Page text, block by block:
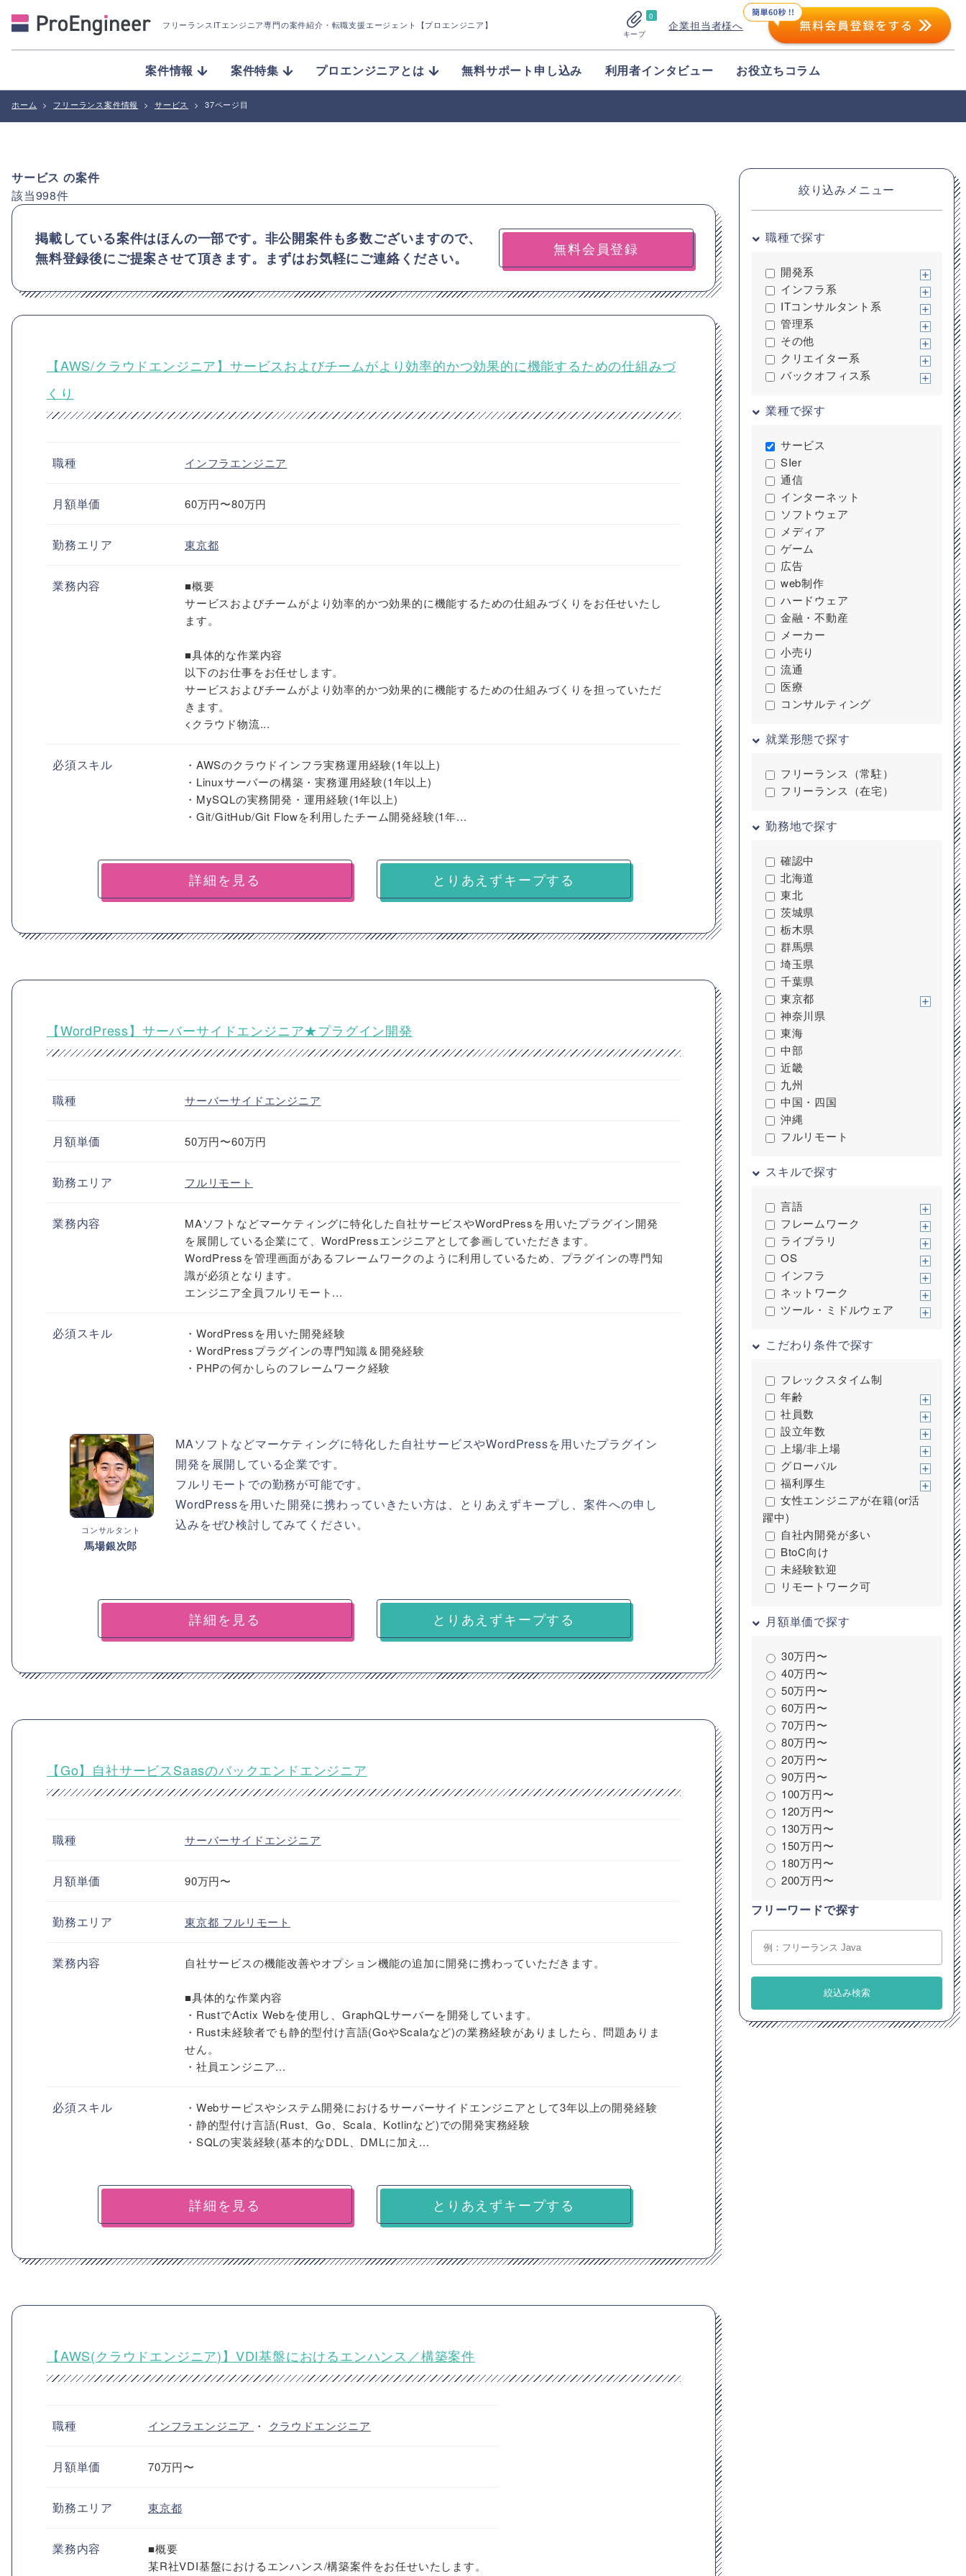
フリーランスITエンジニア専門の案件紹介 ・転職支援エージェント【プロエンジニア】
0
キープ
企業担当者様へ
案件情報 案件特集 プロエンジニアとは 無料サポート申し込み 利用者インタビュー お役立ちコラム
ホーム > フリーランス案件情報 > サービス > 37ページ目
サービス の案件
該当998件
掲載している案件はほんの一部です。非公開案件も多数ございますので、
無料登録後にご提案させて頂きます。まずはお気軽にご連絡ください。
無料会員登録
【AWS/クラウドエンジニア】サービスおよびチームがより効率的かつ効果的に機能するための仕組みづ
くり
職種 インフラエンジニア
月額単価 60万円〜80万円
勤務エリア 東京都
業務内容
■概要
サービスおよびチームがより効率的かつ効果的に機能するための仕組みづくりをお任せいたし
ます。
■具体的な作業内容
以下のお仕事をお任せします。
サービスおよびチームがより効率的かつ効果的に機能するための仕組みづくりを担っていただ
きます。
<クラウド物流...
必須スキル
・AWSのクラウドインフラ実務運用経験(1年以上)
・Linuxサーバーの構築・実務運用経験(1年以上)
・MySQLの実務開発・運用経験(1年以上)
・Git/GitHub/Git Flowを利用したチーム開発経験(1年...
詳細を見る とりあえずキープする
【WordPress】サーバーサイドエンジニア★プラグイン開発
職種 サーバーサイドエンジニア
月額単価 50万円〜60万円
勤務エリア フルリモート
業務内容
MAソフトなどマーケティングに特化した自社サービスやWordPressを用いたプラグイン開発
を展開している企業にて、WordPressエンジニアとして参画していただきます。
WordPressを管理画面があるフレームワークのように利用しているため、プラグインの専門知
識が必須となります。
エンジニア全員フルリモート...
必須スキル
・WordPressを用いた開発経験
・WordPressプラグインの専門知識＆開発経験
・PHPの何かしらのフレームワーク経験
コンサルタント
馬場銀次郎
MAソフトなどマーケティングに特化した自社サービスやWordPressを用いたプラグイン
開発を展開している企業です。
フルリモートでの勤務が可能です。
WordPressを用いた開発に携わっていきたい方は、とりあえずキープし、案件への申し
込みをぜひ検討してみてください。
詳細を見る とりあえずキープする
【Go】自社サービスSaasのバックエンドエンジニア
職種 サーバーサイドエンジニア
月額単価 90万円〜
勤務エリア 東京都 フルリモート
業務内容 自社サービスの機能改善やオプション機能の追加に開発に携わっていただきます。
■具体的な作業内容
・RustでActix Webを使用し、GraphQLサーバーを開発しています。
・Rust未経験者でも静的型付け言語(GoやScalaなど)の業務経験がありましたら、問題ありま
せん。
・社員エンジニア...
必須スキル
・Webサービスやシステム開発におけるサーバーサイドエンジニアとして3年以上の開発経験
・静的型付け言語(Rust、Go、Scala、Kotlinなど)での開発実務経験
・SQLの実装経験(基本的なDDL、DMLに加え...
詳細を見る とりあえずキープする
【AWS(クラウドエンジニア)】VDI基盤におけるエンハンス／構築案件
職種 インフラエンジニア ・ クラウドエンジニア
月額単価 70万円〜
勤務エリア 東京都
業務内容
■概要
某R社VDI基盤におけるエンハンス/構築案件をお任せいたします。
絞り込みメニュー
職種で探す
開発系
インフラ系
ITコンサルタント系
管理系
その他
クリエイター系
バックオフィス系
業種で探す
サービス
SIer
通信
インターネット
ソフトウェア
メディア
ゲーム
広告
web制作
ハードウェア
金融・不動産
メーカー
小売り
流通
医療
コンサルティング
就業形態で探す
フリーランス（常駐）
フリーランス（在宅）
勤務地で探す
確認中
北海道
東北
茨城県
栃木県
群馬県
埼玉県
千葉県
東京都
神奈川県
東海
中部
近畿
九州
中国・四国
沖縄
フルリモート
スキルで探す
言語
フレームワーク
ライブラリ
OS
インフラ
ネットワーク
ツール・ミドルウェア
こだわり条件で探す
フレックスタイム制
年齢
社員数
設立年数
上場/非上場
グローバル
福利厚生
女性エンジニアが在籍(or活
躍中)
自社内開発が多い
BtoC向け
未経験歓迎
リモートワーク可
月額単価で探す
30万円〜
40万円〜
50万円〜
60万円〜
70万円〜
80万円〜
20万円〜
90万円〜
100万円〜
120万円〜
130万円〜
150万円〜
180万円〜
200万円〜
フリーワードで探す